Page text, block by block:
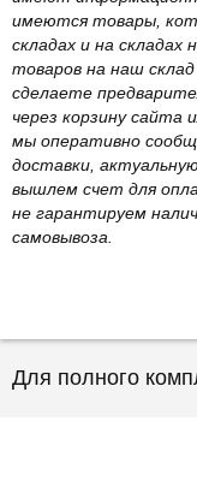
имеются товары,
складах и на
товаров на наш
сделаете
через корзину сайта
мы оперативно
доставки,
вышлем счет для
не гарантируем
самовывоза.
Для полного